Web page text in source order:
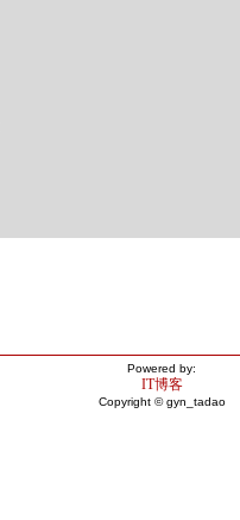
Powered by:
IT博客
Copyright © gyn_tadao